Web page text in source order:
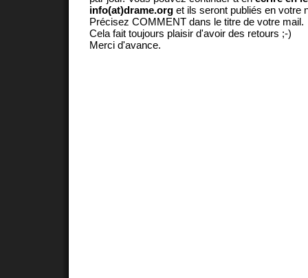
info(at)drame.org et ils seront publiés en votre
Précisez COMMENT dans le titre de votre mail.
Cela fait toujours plaisir d'avoir des retours ;-)
Merci d'avance.